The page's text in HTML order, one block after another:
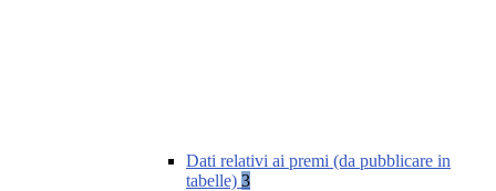
Dati relativi ai premi (da pubblicare in
tabelle) 3